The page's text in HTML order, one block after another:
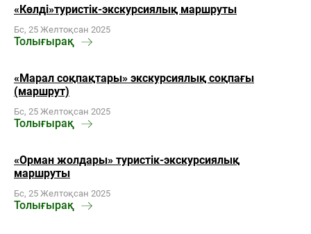
«Көлді»туристік-экскурсиялық маршруты
Бс, 25 Желтоқсан 2025
Толығырақ
«Марал соқпақтары» экскурсиялық соқпағы
(маршрут)
Бс, 25 Желтоқсан 2025
Толығырақ
«Орман жолдары» туристік-экскурсиялық
маршруты
Бс, 25 Желтоқсан 2025
Толығырақ